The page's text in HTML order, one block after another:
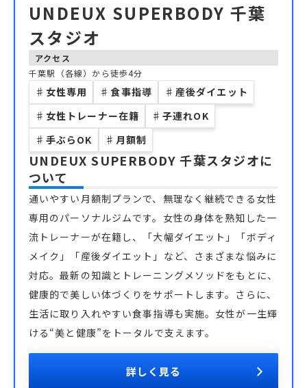
UNDEUX SUPERBODY 千葉
スタジオ
アクセス
千葉駅（各線）から徒歩4分
♯ 女性専用 ♯ 食事指導 ♯ 産後ダイエット
♯ 女性トレーナー在籍 ♯ 子連れOK
♯ 手ぶらOK ♯ 月額制
UNDEUX SUPERBODY 千葉スタジオに
ついて
通いやすい月額制プランで、無理なく継続できる女性
専用のパーソナルジムです。女性の身体を熟知した一
流トレーナーが在籍し、「大幅ダイエット」「ボディ
メイク」「産後ダイエット」など、さまざまな悩みに
対応。最新の知識とトレーニングメソッドをもとに、
健康的で美しい体づくりをサポートします。さらに、
生活に取り入れやすい食事指導も実施。女性が一生輝
ける“美と健康”をトータルで支えます。
詳しく見る